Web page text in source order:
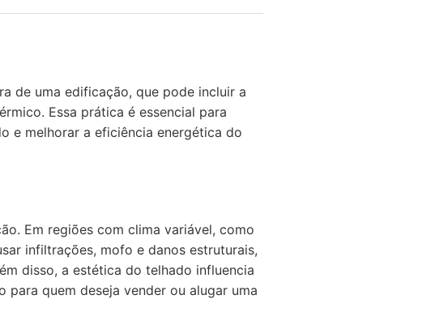
de uma edificação, que pode incluir a
Essa prática é essencial para
e melhorar a eficiência energética do
Em regiões com clima variável, como
infiltrações, mofo e danos estruturais,
disso, a estética do telhado influencia
quem deseja vender ou alugar uma